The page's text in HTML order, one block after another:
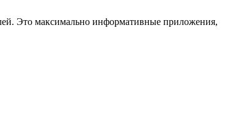
Это максимально информативные приложения,